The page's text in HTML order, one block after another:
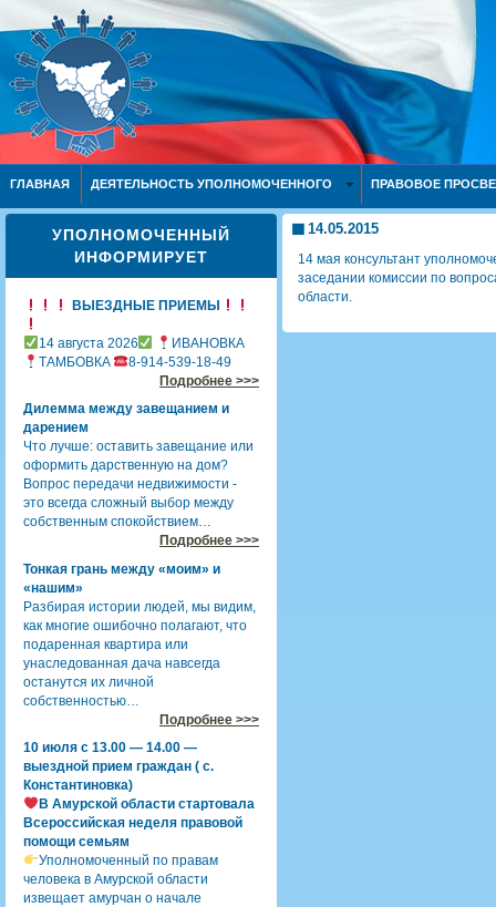
ГЛАВНАЯ ДЕЯТЕЛЬНОСТЬ УПОЛНОМОЧЕННОГО ПРАВОВОЕ
УПОЛНОМОЧЕННЫЙ
ИНФОРМИРУЕТ
ВЫЕЗДНЫЕ ПРИЕМЫ
14 августа 2026
ИВАНОВКА
ТАМБОВКА
8-914-539-18-49
Подробнее >>>
Дилемма между завещанием и
дарением
Что лучше: оставить завещание или
оформить дарственную на дом?
Вопрос передачи недвижимости -
это всегда сложный выбор между
собственным спокойствием…
Подробнее >>>
Тонкая грань между «моим» и
«нашим»
Разбирая истории людей, мы видим,
как многие ошибочно полагают, что
подаренная квартира или
унаследованная дача навсегда
останутся их личной
собственностью…
Подробнее >>>
10 июля с 13.00 — 14.00 —
выездной прием граждан ( с.
Константиновка)
В Амурской области стартовала
Всероссийская неделя правовой
помощи семьям
Уполномоченный по правам
человека в Амурской области
извещает амурчан о начале
14.05.2015
14 мая консультант
заседании комиссии по
области.